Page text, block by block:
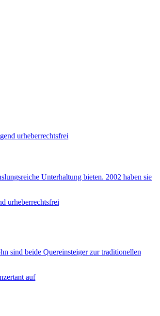
urheberrechtsfrei
Unterhaltung bieten. 2002 haben sie
urheberrechtsfrei
sind beide Quereinsteiger zur traditionellen
auf